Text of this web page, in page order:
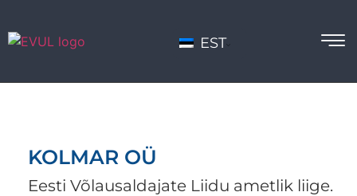
EST
KOLMAR OÜ
Eesti Võlausaldajate Liidu ametlik liige.